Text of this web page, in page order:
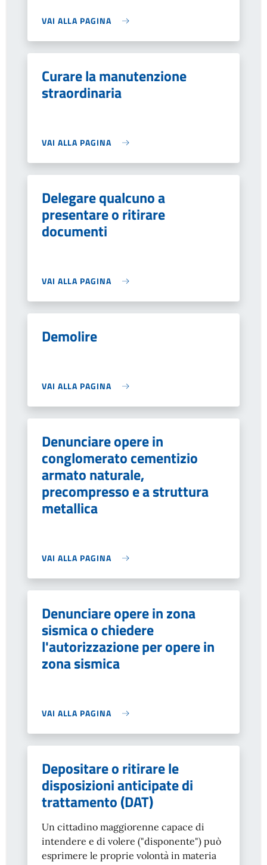
VAI ALLA PAGINA
Curare la manutenzione
straordinaria
VAI ALLA PAGINA
Delegare qualcuno a
presentare o ritirare
documenti
VAI ALLA PAGINA
Demolire
VAI ALLA PAGINA
Denunciare opere in
conglomerato cementizio
armato naturale,
precompresso e a struttura
metallica
VAI ALLA PAGINA
Denunciare opere in zona
sismica o chiedere
l'autorizzazione per opere in
zona sismica
VAI ALLA PAGINA
Depositare o ritirare le
disposizioni anticipate di
trattamento (DAT)
Un cittadino maggiorenne capace di
intendere e di volere ("disponente") può
esprimere le proprie volontà in materia